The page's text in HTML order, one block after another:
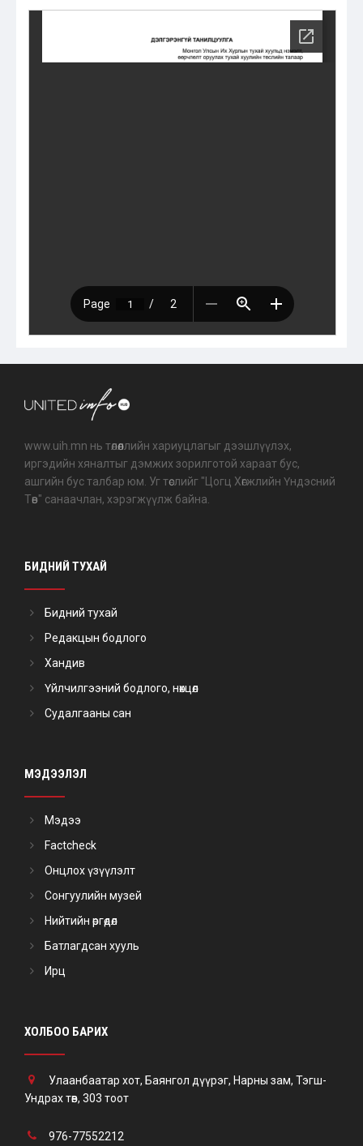
www.uih.mn нь төлөөллийн хариуцлагыг дээшлүүлэх,
иргэдийн хяналтыг дэмжих зорилготой хараат бус,
ашгийн бус талбар юм. Уг төслийг "Цогц Хөгжлийн Үндэсний
Төв" санаачлан, хэрэгжүүлж байна.
БИДНИЙ ТУХАЙ
Бидний тухай
Редакцын бодлого
Хандив
Үйлчилгээний бодлого, нөхцөл
Судалгааны сан
МЭДЭЭЛЭЛ
Мэдээ
Factcheck
Онцлох үзүүлэлт
Сонгуулийн музей
Нийтийн өргөдөл
Батлагдсан хууль
Ирц
ХОЛБОО БАРИХ
Улаанбаатар хот, Баянгол дүүрэг, Нарны зам, Тэгш-
Ундрах төв, 303 тоот
976-77552212